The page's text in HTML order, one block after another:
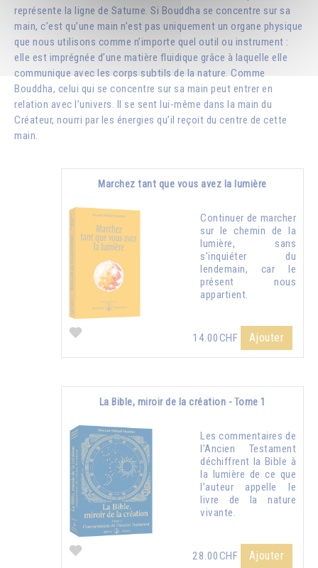
représente la ligne de Saturne. Si Bouddha se concentre sur sa
main, c’est qu’une main n’est pas uniquement un organe physique
que nous utilisons comme n’importe quel outil ou instrument :
elle est imprégnée d’une matière fluidique grâce à laquelle elle
communique avec les corps subtils de la nature. Comme
Bouddha, celui qui se concentre sur sa main peut entrer en
relation avec l’univers. Il se sent lui-même dans la main du
Créateur, nourri par les énergies qu’il reçoit du centre de cette
main.
Marchez tant que vous avez la lumière
Continuer de marcher
sur le chemin de la
lumière, sans
s'inquiéter du
lendemain, car le
présent nous
appartient.
14.00CHF Ajouter
La Bible, miroir de la création - Tome 1
Les commentaires de
l’Ancien Testament
déchiffrent la Bible à
la lumière de ce que
l’auteur appelle le
livre de la nature
vivante.
28.00CHF Ajouter